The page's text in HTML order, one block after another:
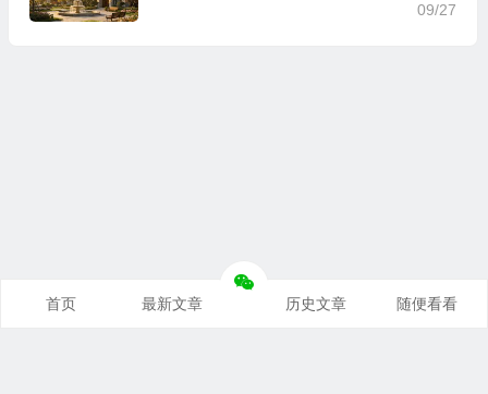
09/27
首页 最新文章 历史文章 随便看看